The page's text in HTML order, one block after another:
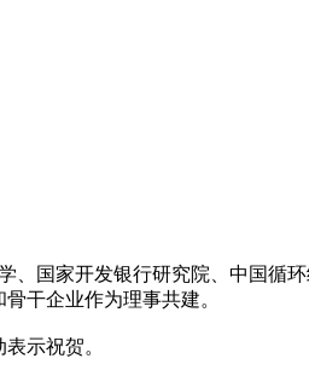
国家开发银行研究院、中国循环
干企业作为理事共建。
示祝贺。